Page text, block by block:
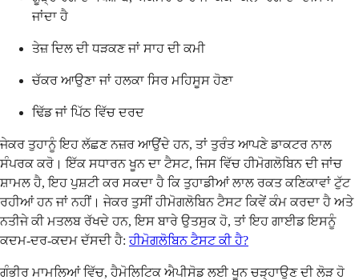
ਜਾਂਦਾ ਹੈ
ਤੇਜ਼ ਦਿਲ ਦੀ ਧੜਕਣ ਜਾਂ ਸਾਹ ਦੀ ਕਮੀ
ਚੱਕਰ ਆਉਣਾ ਜਾਂ ਹਲਕਾ ਸਿਰ ਮਹਿਸੂਸ ਹੋਣਾ
ਢਿੱਡ ਜਾਂ ਪਿੱਠ ਵਿੱਚ ਦਰਦ
ਜੇਕਰ ਤੁਹਾਨੂੰ ਇਹ ਲੱਛਣ ਨਜ਼ਰ ਆਉਂਦੇ ਹਨ, ਤਾਂ ਤੁਰੰਤ ਆਪਣੇ ਡਾਕਟਰ ਨਾਲ
ਸੰਪਰਕ ਕਰੋ। ਇੱਕ ਸਧਾਰਨ ਖੂਨ ਦਾ ਟੈਸਟ, ਜਿਸ ਵਿੱਚ ਹੀਮੋਗਲੋਬਿਨ ਦੀ ਜਾਂਚ
ਸ਼ਾਮਲ ਹੈ, ਇਹ ਪੁਸ਼ਟੀ ਕਰ ਸਕਦਾ ਹੈ ਕਿ ਤੁਹਾਡੀਆਂ ਲਾਲ ਰਕਤ ਕਣਿਕਾਵਾਂ ਟੁੱਟ
ਰਹੀਆਂ ਹਨ ਜਾਂ ਨਹੀਂ। ਜੇਕਰ ਤੁਸੀਂ ਹੀਮੋਗਲੋਬਿਨ ਟੈਸਟ ਕਿਵੇਂ ਕੰਮ ਕਰਦਾ ਹੈ ਅਤੇ
ਨਤੀਜੇ ਕੀ ਮਤਲਬ ਰੱਖਦੇ ਹਨ, ਇਸ ਬਾਰੇ ਉਤਸੁਕ ਹੋ, ਤਾਂ ਇਹ ਗਾਈਡ ਇਸਨੂੰ
ਕਦਮ-ਦਰ-ਕਦਮ ਦੱਸਦੀ ਹੈ:ਹੀਮੋਗਲੋਬਿਨ ਟੈਸਟ ਕੀ ਹੈ?
ਗੰਭੀਰ ਮਾਮਲਿਆਂ ਵਿੱਚ, ਹੈਮੋਲਿਟਿਕ ਐਪੀਸੋਡ ਲਈ ਖੂਨ ਚੜ੍ਹਾਉਣ ਦੀ ਲੋੜ ਹੋ